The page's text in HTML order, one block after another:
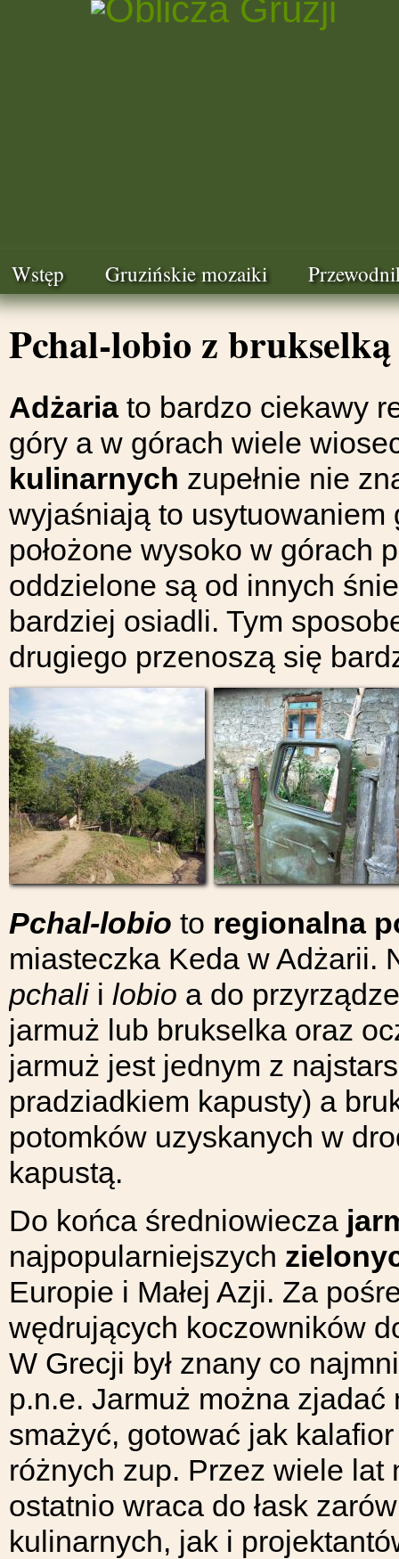
Wstęp Gruzińskie mozaiki
Pchal-lobio z brukselką
Adżariato bardzo ciekawy
góry a w górach wiele
kulinarnych zupełnie nie
wyjaśniają to
położone wysoko w górach
oddzielone są od innych
bardziej osiadli. Tym
drugiego przenoszą się
Pchal-lobio to regionalna
miasteczka Keda w Adżarii.
pchalii lobio a do
jarmuż lub brukselka oraz
jarmuż jest jednym z
pradziadkiem kapusty) a
potomków uzyskanych w
kapustą.
Do końca średniowiecza
najpopularniejszych
Europie i Małej Azji. Za
wędrujących koczowników
W Grecji był znany co
p.n.e. Jarmuż można
smażyć, gotować jak
różnych zup. Przez wiele lat
ostatnio wraca do łask
kulinarnych, jak i